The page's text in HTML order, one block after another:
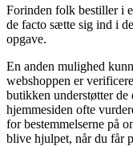
Forinden folk bestiller i
de facto sætte sig ind i
opgave.
En anden mulighed
webshoppen er
butikken understøtter de
hjemmesiden ofte
for bestemmelserne på
blive hjulpet, når du får